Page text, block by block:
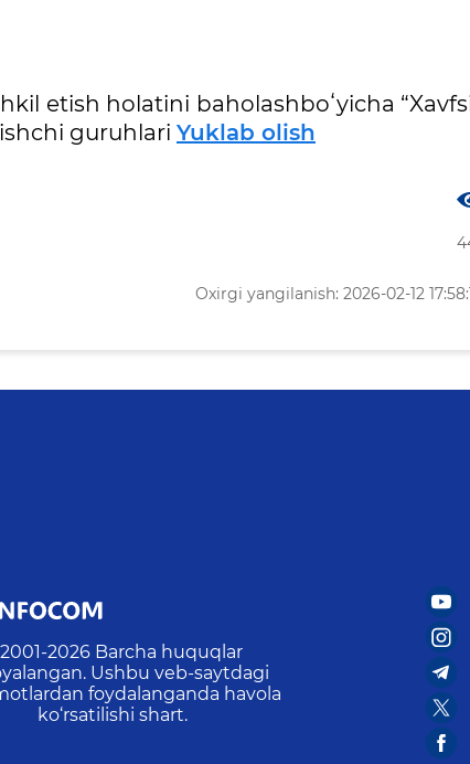
etish holatini baholashboʻyicha
guruhlari Yuklab olish
Oxirgi yangilanish: 2026-02-12
2026 Barcha huquqlar
Ushbu veb-saytdagi
foydalanganda havola
ko‘rsatilishi shart.